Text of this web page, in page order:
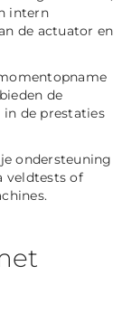
intern
de actuator en
de
de prestaties
ondersteuning
veldtests of